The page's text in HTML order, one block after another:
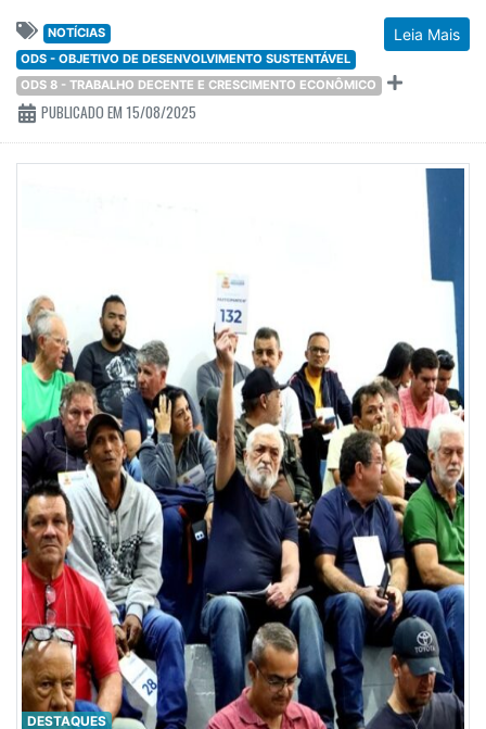
Leia Mais
NOTÍCIAS
ODS - OBJETIVO DE DESENVOLVIMENTO SUSTENTÁVEL
ODS 8 - TRABALHO DECENTE E CRESCIMENTO ECONÔMICO
PUBLICADO EM 15/08/2025
DESTAQUES